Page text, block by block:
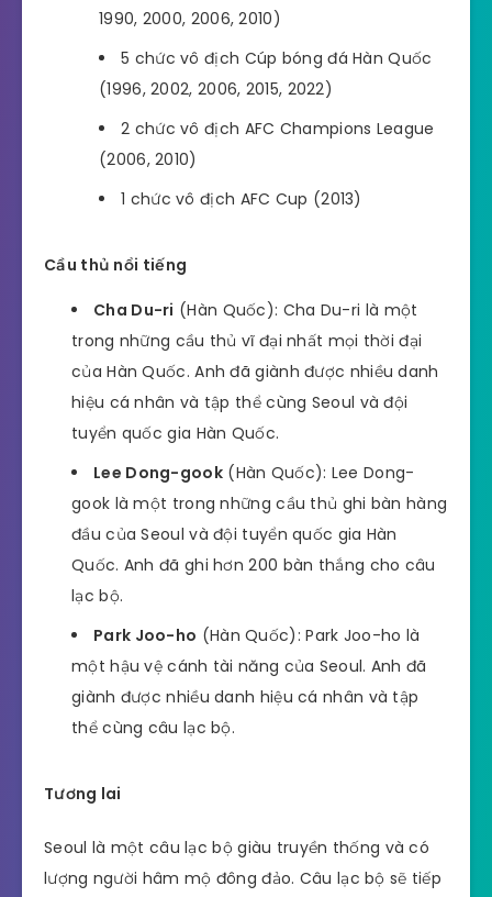
1990, 2000, 2006, 2010)
5 chức vô địch Cúp bóng đá Hàn Quốc
(1996, 2002, 2006, 2015, 2022)
2 chức vô địch AFC Champions League
(2006, 2010)
1 chức vô địch AFC Cup (2013)
Cầu thủ nổi tiếng
Cha Du-ri (Hàn Quốc): Cha Du-ri là một
trong những cầu thủ vĩ đại nhất mọi thời đại
của Hàn Quốc. Anh đã giành được nhiều danh
hiệu cá nhân và tập thể cùng Seoul và đội
tuyển quốc gia Hàn Quốc.
Lee Dong-gook(Hàn Quốc): Lee Dong-
gook là một trong những cầu thủ ghi bàn hàng
đầu của Seoul và đội tuyển quốc gia Hàn
Quốc. Anh đã ghi hơn 200 bàn thắng cho câu
lạc bộ.
Park Joo-ho (Hàn Quốc): Park Joo-ho là
một hậu vệ cánh tài năng của Seoul. Anh đã
giành được nhiều danh hiệu cá nhân và tập
thể cùng câu lạc bộ.
Tương lai
Seoul là một câu lạc bộ giàu truyền thống và có
lượng người hâm mộ đông đảo. Câu lạc bộ sẽ tiếp